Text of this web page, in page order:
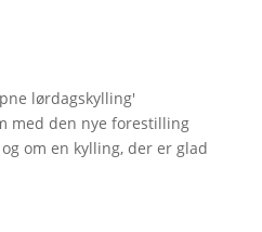
lørdagskylling'
med den nye forestilling
om en kylling, der er glad